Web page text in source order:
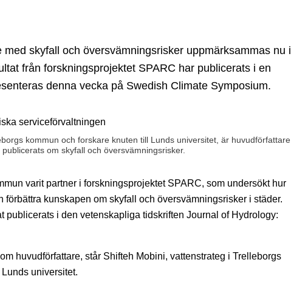
skyfall och översvämningsrisker uppmärksammas nu i
från forskningsprojektet SPARC har publicerats i en
denna vecka på Swedish Climate Symposium.
kommun och forskare knuten till Lunds universitet, är huvudförfattare
om skyfall och översvämningsrisker.
varit partner i forskningsprojektet SPARC, som undersökt hur
förbättra kunskapen om skyfall och översvämningsrisker i städer.
publicerats i den vetenskapliga tidskriften Journal of Hydrology:
huvudförfattare, står Shifteh Mobini, vattenstrateg i Trelleborgs
universitet.